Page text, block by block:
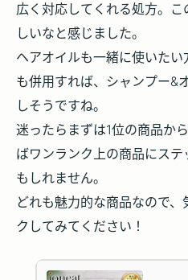
広く対応してくれる処方。
しいなと感じました。
ヘアオイルも一緒に使いた
も併用すれば、シャンプー&
しそうですね。
迷ったらまずは1位の商品か
ばワンランク上の商品にス
もしれません。
どれも魅力的な商品なので
クしてみてください！